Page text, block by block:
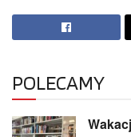
POLECAMY